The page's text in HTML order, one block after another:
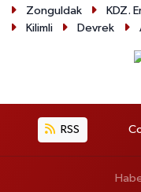
Zonguldak KDZ.
Kilimli
Devrek
RSS